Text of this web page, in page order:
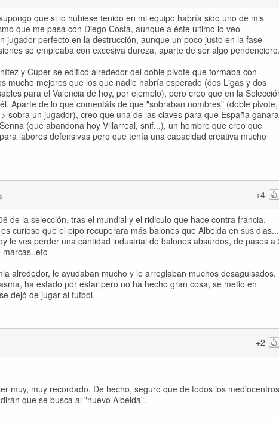
que si lo hubiese tenido en mi equipo habría sido uno de mis
que me pasa con Diego Costa, aunque a éste último lo veo
jugador perfecto en la destrucción, aunque un poco justo en la fase
se empleaba con excesiva dureza, aparte de ser algo
y Cúper se edificó alrededor del doble pivote que formaba con
mucho mejores que los que nadie habría esperado (dos Ligas y dos
para el Valencia de hoy, por ejemplo), pero creo que en la
Aparte de lo que comentáis de que "sobraban nombres" (doble pivote,
sobra un jugador), creo que una de las claves para que España ganara
(que abandona hoy Villarreal, snif...), un hombre que creo que
labores defensivas pero que tenía una capacidad creativa mucho
+4
de la selección, tras el mundial y el ridiculo que hace contra francia.
curioso que el pipo recuperara más balones que Albelda en sus dias...
le ves perder una cantidad industrial de balones absurdos, de pases a
marcas..etc
alrededor, le ayudaban mucho y le arreglaban muchos desaguisados.
ha estado por estar pero no ha hecho gran cosa, se metió en
dejó de jugar al futbol.
+2
muy, muy recordado. De hecho, seguro que de todos los mediocentros
que se busca al "nuevo Albelda".